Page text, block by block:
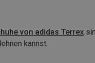
von adidas Terrex
kannst.